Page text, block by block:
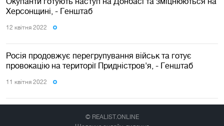
Херсонщині, - Генштаб
12 квiтня 2022
Росія продовжує перегрупування військ та готує
провокацію на території Придністров'я, - Генштаб
11 квiтня 2022
© REALIST.ONLINE